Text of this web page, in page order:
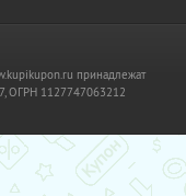
принадлежат
ОГРН 1127747063212